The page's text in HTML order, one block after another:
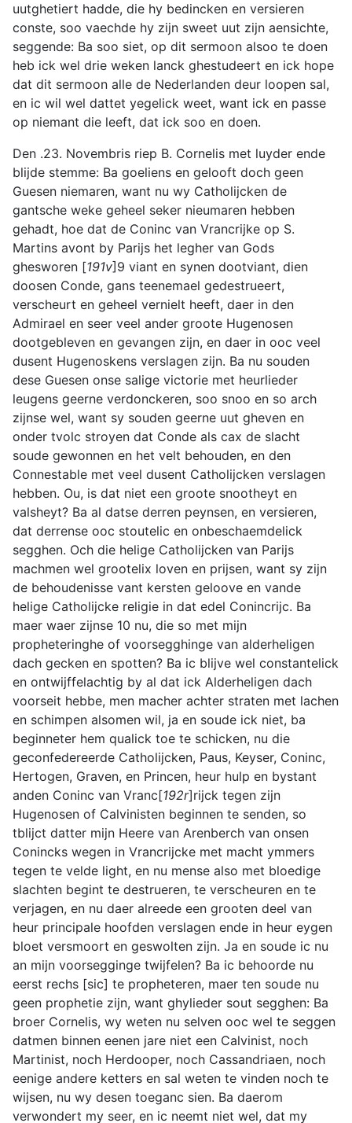
uutghetiert hadde, die hy bedincken en versieren
conste, soo vaechde hy zijn sweet uut zijn aensichte,
seggende: Ba soo siet, op dit sermoon alsoo te doen
heb ick wel drie weken lanck ghestudeert en ick hope
dat dit sermoon alle de Nederlanden deur loopen sal,
en ic wil wel dattet yegelick weet, want ick en passe
op niemant die leeft, dat ick soo en doen.
Den .23. Novembris riep B. Cornelis met luyder ende
blijde stemme: Ba goeliens en gelooft doch geen
Guesen niemaren, want nu wy Catholijcken de
gantsche weke geheel seker nieumaren hebben
gehadt, hoe dat de Coninc van Vrancrijke op S.
Martins avont by Parijs het legher van Gods
ghesworen [191v]9 viant en synen dootviant, dien
doosen Conde, gans teenemael gedestrueert,
verscheurt en geheel vernielt heeft, daer in den
Admirael en seer veel ander groote Hugenosen
dootgebleven en gevangen zijn, en daer in ooc veel
dusent Hugenoskens verslagen zijn. Ba nu souden
dese Guesen onse salige victorie met heurlieder
leugens geerne verdonckeren, soo snoo en so arch
zijnse wel, want sy souden geerne uut gheven en
onder tvolc stroyen dat Conde als cax de slacht
soude gewonnen en het velt behouden, en den
Connestable met veel dusent Catholijcken verslagen
hebben. Ou, is dat niet een groote snootheyt en
valsheyt? Ba al datse derren peynsen, en versieren,
dat derrense ooc stoutelic en onbeschaemdelick
segghen. Och die helige Catholijcken van Parijs
machmen wel grootelix loven en prijsen, want sy zijn
de behoudenisse vant kersten geloove en vande
helige Catholijcke religie in dat edel Conincrijc. Ba
maer waer zijnse 10 nu, die so met mijn
propheteringhe of voorsegghinge van alderheligen
dach gecken en spotten? Ba ic blijve wel constantelick
en ontwijffelachtig by al dat ick Alderheligen dach
voorseit hebbe, men macher achter straten met lachen
en schimpen alsomen wil, ja en soude ick niet, ba
beginneter hem qualick toe te schicken, nu die
geconfedereerde Catholijcken, Paus, Keyser, Coninc,
Hertogen, Graven, en Princen, heur hulp en bystant
anden Coninc van Vranc[192r]rijck tegen zijn
Hugenosen of Calvinisten beginnen te senden, so
tblijct datter mijn Heere van Arenberch van onsen
Conincks wegen in Vrancrijcke met macht ymmers
tegen te velde light, en nu mense also met bloedige
slachten begint te destrueren, te verscheuren en te
verjagen, en nu daer alreede een grooten deel van
heur principale hoofden verslagen ende in heur eygen
bloet versmoort en geswolten zijn. Ja en soude ic nu
an mijn voorsegginge twijfelen? Ba ic behoorde nu
eerst rechs [sic] te propheteren, maer ten soude nu
geen prophetie zijn, want ghylieder sout segghen: Ba
broer Cornelis, wy weten nu selven ooc wel te seggen
datmen binnen eenen jare niet een Calvinist, noch
Martinist, noch Herdooper, noch Cassandriaen, noch
eenige andere ketters en sal weten te vinden noch te
wijsen, nu wy desen toeganc sien. Ba daerom
verwondert my seer, en ic neemt niet wel, dat my